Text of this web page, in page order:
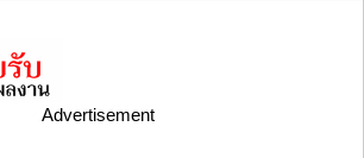
Advertisement